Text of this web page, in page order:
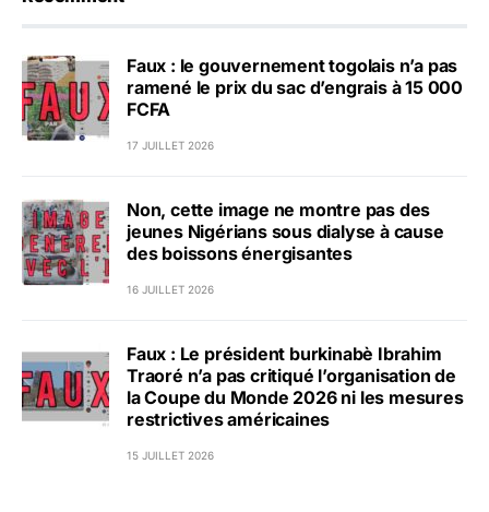
Faux : le gouvernement togolais n’a pas
ramené le prix du sac d’engrais à 15 000
FCFA
17 JUILLET 2026
Non, cette image ne montre pas des
jeunes Nigérians sous dialyse à cause
des boissons énergisantes
16 JUILLET 2026
Faux : Le président burkinabè Ibrahim
Traoré n’a pas critiqué l’organisation de
la Coupe du Monde 2026 ni les mesures
restrictives américaines
15 JUILLET 2026